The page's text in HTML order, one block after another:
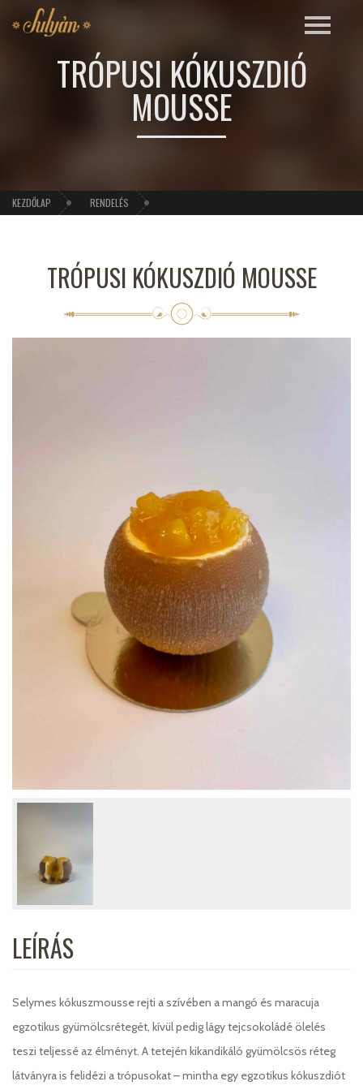
TRÓPUSI KÓKUSZDIÓ
MOUSSE
KEZDŐLAP RENDELÉS
TRÓPUSI KÓKUSZDIÓ MOUSSE
LEÍRÁS
Selymes kókuszmousse rejti a szívében a mangó és maracuja
egzotikus gyümölcsrétegét, kívül pedig lágy tejcsokoládé ölelés
teszi teljessé az élményt. A tetején kikandikáló gyümölcsös réteg
látványra is felidézi a trópusokat – mintha egy egzotikus kókuszdiót